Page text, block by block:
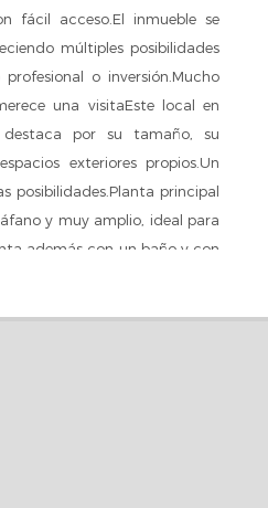
fácil acceso.El inmueble se
múltiples posibilidades
o inversión.Mucho
una visitaEste local en
por su tamaño, su
exteriores propios.Un
posibilidades.Planta principal
y muy amplio, ideal para
además con un baño y con
diáfano de 102 m², muy
o área polivalente. Cuenta